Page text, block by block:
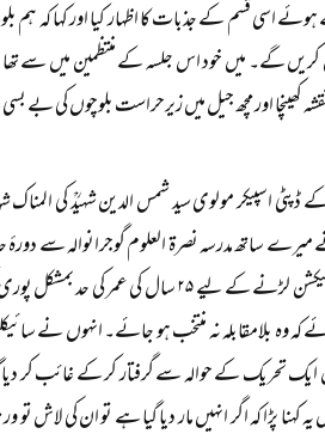
اسی قسم کے جذبات کا اظہار کیا اور کہا کہ ہم
گے۔ میں خود اس جلسہ کے منتظمین میں سے تھا
اور مچھ جیل میں زیرحراست بلوچوں کی بے
ڈپٹی اسپیکر مولوی سید شمس الدین شہیدؒ کی
ساتھ مدرسہ نصرۃ العلوم گوجرانوالہ سے
کے بعد وطن واپس پہنچے تو الیکشن کا طبل بج چکا تھا، وہ نوجوان تھے اور
نہ منتخب ہو جائے۔ انہوں نے سائیکلوں
تحریک کے حوالہ سے گرفتار کر کے غائب کر دیا
یہ کہنا پڑا کہ اگر انہیں مار دیا گیا ہے تو ان کی